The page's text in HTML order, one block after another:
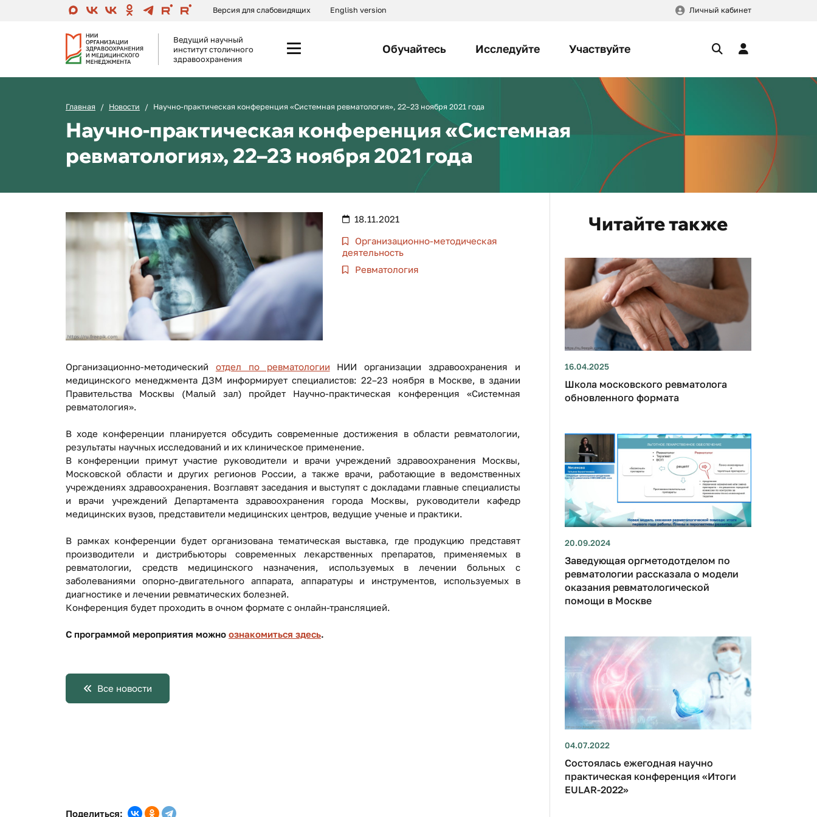
Версия для слабовидящих English version Личный кабинет
Ведущий научный
институт столичного
здравоохранения
Обучайтесь Исследуйте Участвуйте
Главная Новости Научно-практическая конференция «Системная ревматология», 22–23 ноября 2021 года
Научно-практическая конференция «Системная
ревматология», 22–23 ноября 2021 года
18.11.2021
Организационно-методическая
деятельность
Ревматология
Организационно-методический отдел по ревматологии НИИ организации здравоохранения и
медицинского менеджмента ДЗМ информирует специалистов: 22–23 ноября в Москве, в здании
Правительства Москвы (Малый зал) пройдет Научно-практическая конференция «Системная
ревматология».
В ходе конференции планируется обсудить современные достижения в области ревматологии,
результаты научных исследований и их клиническое применение.
В конференции примут участие руководители и врачи учреждений здравоохранения Москвы,
Московской области и других регионов России, а также врачи, работающие в ведомственных
учреждениях здравоохранения. Возглавят заседания и выступят с докладами главные специалисты
и врачи учреждений Департамента здравоохранения города Москвы, руководители кафедр
медицинских вузов, представители медицинских центров, ведущие ученые и практики.
В рамках конференции будет организована тематическая выставка, где продукцию представят
производители и дистрибьюторы современных лекарственных препаратов, применяемых в
ревматологии, средств медицинского назначения, используемых в лечении больных с
заболеваниями опорно-двигательного аппарата, аппаратуры и инструментов, используемых в
диагностике и лечении ревматических болезней.
Конференция будет проходить в очном формате с онлайн-трансляцией.
С программой мероприятия можно ознакомиться здесь.
Все новости
Поделиться:
Читайте также
16.04.2025
Школа московского ревматолога
обновленного формата
20.09.2024
Заведующая оргметодотделом по
ревматологии рассказала о модели
оказания ревматологической
помощи в Москве
04.07.2022
Состоялась ежегодная научно
практическая конференция «Итоги
EULAR-2022»